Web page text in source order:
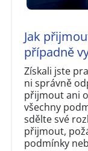
Jak
případně
Získali jste
ni správně
přijmout ani
všechny
sdělte své
přijmout,
podmínky